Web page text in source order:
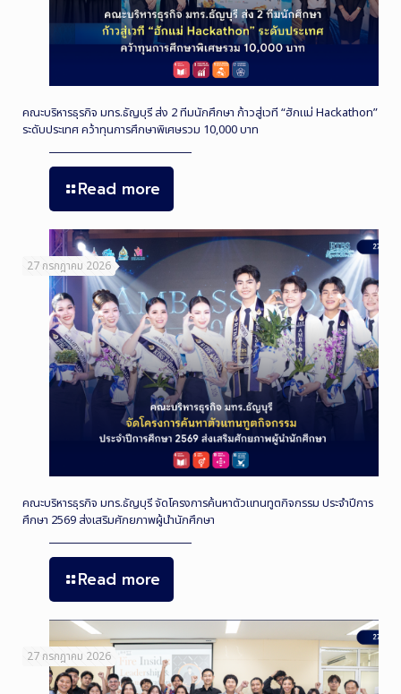
คณะบริหารธุรกิจ มทร.ธัญบุรี ส่ง 2 ทีมนักศึกษา ก้าวสู่เวที “ฮักแม่ Hackathon”
ระดับประเทศ คว้าทุนการศึกษาพิเศษรวม 10,000 บาท
Read more
27 กรกฎาคม 2026
คณะบริหารธุรกิจ มทร.ธัญบุรี จัดโครงการค้นหาตัวแทนทูตกิจกรรม ประจำปีการ
ศึกษา 2569 ส่งเสริมศักยภาพผู้นำนักศึกษา
Read more
27 กรกฎาคม 2026